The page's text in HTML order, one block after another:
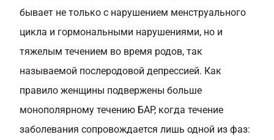
бывает не только с нарушением менструального
цикла и гормональными нарушениями, но и
тяжелым течением во время родов, так
называемой послеродовой депрессией. Как
правило женщины подвержены больше
монополярному течению БАР, когда течение
заболевания сопровождается лишь одной из фаз: